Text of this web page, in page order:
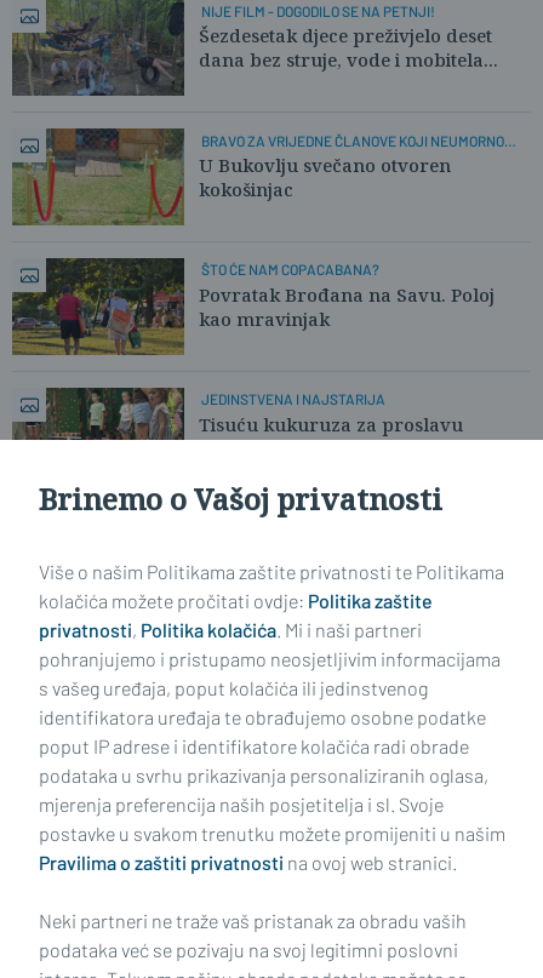
NIJE FILM - DOGODILO SE NA PETNJI!
Šezdesetak djece preživjelo deset
dana bez struje, vode i mobitela...
BRAVO ZA VRIJEDNE ČLANOVE KOJI NEUMORNO
RADE!
U Bukovlju svečano otvoren
kokošinjac
ŠTO ĆE NAM COPACABANA?
Povratak Brođana na Savu. Poloj
kao mravinjak
JEDINSTVENA I NAJSTARIJA
Tisuću kukuruza za proslavu
punoljetnosti u Gornjim
Impressum Uvjeti korištenja Politika privatnosti
Politika kolačića Kontakt Pritužbe Suradnici
Oglašavanje
Brinemo o Vašoj privatnosti
Više o našim Politikama zaštite privatnosti te Politikama
kolačića možete pročitati ovdje: Politika zaštite
privatnosti, Politika kolačića. Mi i naši partneri
pohranjujemo i pristupamo neosjetljivim informacijama
s vašeg uređaja, poput kolačića ili jedinstvenog
identifikatora uređaja te obrađujemo osobne podatke
poput IP adrese i identifikatore kolačića radi obrade
podataka u svrhu prikazivanja personaliziranih oglasa,
mjerenja preferencija naših posjetitelja i sl. Svoje
postavke u svakom trenutku možete promijeniti u našim
Pravilima o zaštiti privatnosti na ovoj web stranici.
Neki partneri ne traže vaš pristanak za obradu vaših
podataka već se pozivaju na svoj legitimni poslovni